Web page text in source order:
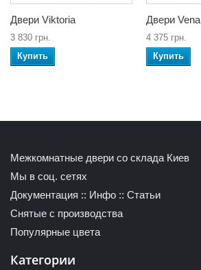
Двери Viktoria
3 830 грн.
Купить
Двери Vena
4 375 грн.
Купить
Межкомнатные двери со склада Киев
Мы в соц. сетях
Документация :: Инфо :: Статьи
Снятые с производства
Популярные цвета
Категории